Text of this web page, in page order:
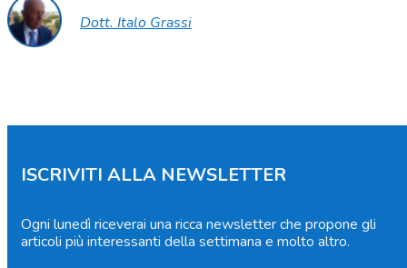
Dott. Italo Grassi
ISCRIVITI ALLA NEWSLETTER
Ogni lunedì riceverai una ricca newsletter che propone gli
articoli più interessanti della settimana e molto altro.